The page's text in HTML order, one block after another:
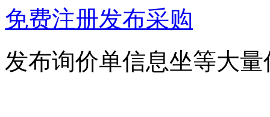
免费注册发布采购
发布询价单信息坐等大